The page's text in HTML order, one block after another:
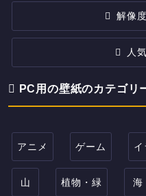
解像
人
PC用の壁紙のカテゴリ
アニメ ゲーム イ
山 植物・緑 海